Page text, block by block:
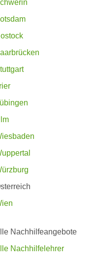
Nachhilfeangebote
Nachhilfelehrer